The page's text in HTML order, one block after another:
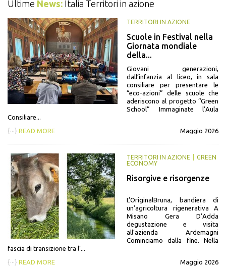
Ultime News: Italia Territori in azione
TERRITORI IN AZIONE
Scuole in Festival nella
Giornata mondiale
della...
Giovani generazioni,
dall’infanzia al liceo, in sala
consiliare per presentare le
“eco-azioni” delle scuole che
aderiscono al progetto “Green
School” Immaginate l’Aula
Consiliare...
{···} READ MORE Maggio 2026
TERRITORI IN AZIONE
GREEN
ECONOMY
Risorgive e risorgenze
L’OriginalBruna, bandiera di
un’agricoltura rigenerativa A
Misano Gera D’Adda
degustazione e visita
all’azienda Ardemagni
Cominciamo dalla fine. Nella
fascia di transizione tra l’...
{···} READ MORE Maggio 2026